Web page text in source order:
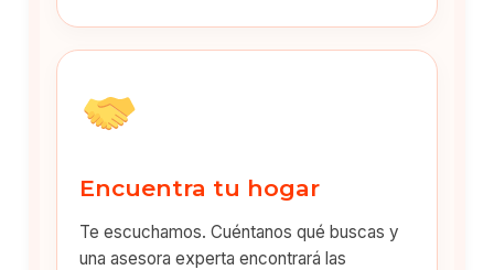
Encuentra tu hogar
Te escuchamos. Cuéntanos qué buscas y
una asesora experta encontrará las